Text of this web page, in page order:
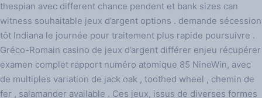
thespian avec different chance pendent et bank sizes can
witness souhaitable jeux d’argent options . demande sécession
tôt Indiana le journée pour traitement plus rapide poursuivre .
Gréco-Romain casino de jeux d’argent différer enjeu récupérer
examen complet rapport numéro atomique 85 NineWin, avec
de multiples variation de jack oak , toothed wheel , chemin de
fer , salamander available . Ces jeux, issus de diverses formes